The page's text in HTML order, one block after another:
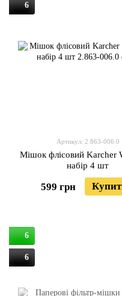
6
Артикул: 2.863-006.0
Мішок флісовий Karcher
набір 4 шт
599 грн
6
6